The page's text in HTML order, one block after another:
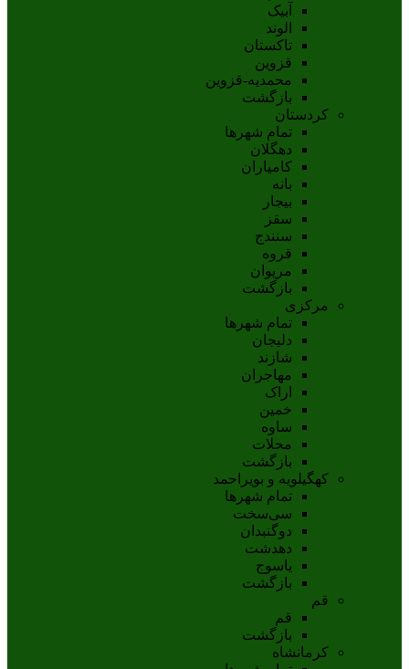
آبيک
الوند
تاکستان
قزوين
محمديه-قزوين
بازگشت
کردستان
تمام شهر‌ها
دهگلان
کامیاران
بانه
بيجار
سقز
سنندج
قروه
مريوان
بازگشت
مرکزی
تمام شهر‌ها
دلیجان
شازند
مهاجران
اراک
خمين
ساوه
محلات
بازگشت
کهگیلویه و بویراحمد
تمام شهر‌ها
سی‌سخت
دوگنبدان
دهدشت
ياسوج
بازگشت
قم
قم
بازگشت
کرمانشاه